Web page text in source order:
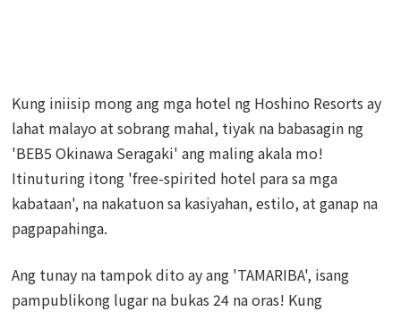
Kung iniisip mong ang mga hotel ng Hoshino Resorts ay
lahat malayo at sobrang mahal, tiyak na babasagin ng
'BEB5 Okinawa Seragaki' ang maling akala mo!
Itinuturing itong 'free-spirited hotel para sa mga
kabataan', na nakatuon sa kasiyahan, estilo, at ganap na
pagpapahinga.
Ang tunay na tampok dito ay ang 'TAMARIBA', isang
pampublikong lugar na bukas 24 na oras! Kung